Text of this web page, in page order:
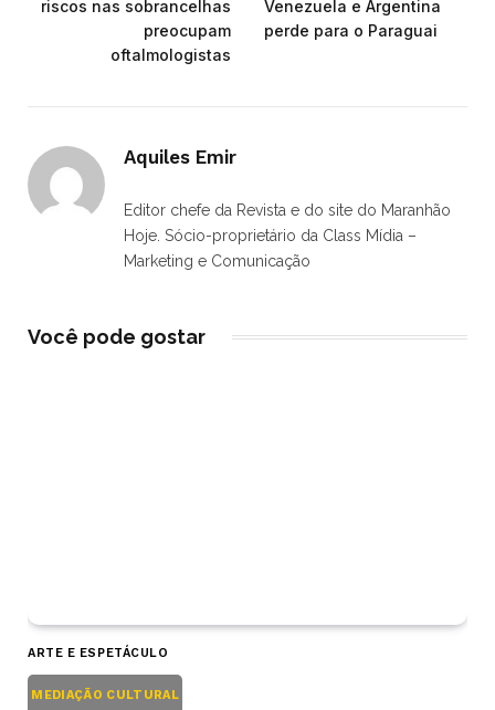
riscos nas sobrancelhas
preocupam
oftalmologistas
Venezuela e Argentina
perde para o Paraguai
Aquiles Emir
Editor chefe da Revista e do site do Maranhão
Hoje. Sócio-proprietário da Class Mídia –
Marketing e Comunicação
Você pode gostar
ARTE E ESPETÁCULO
MEDIAÇÃO CULTURAL